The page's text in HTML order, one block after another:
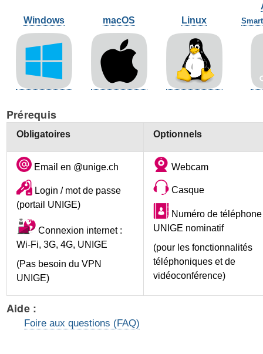
Windows macOS Linux
Prérequis
Obligatoires Optionnels
Email en @unige.ch
Login / mot de passe
(portail UNIGE)
Connexion internet :
Wi-Fi, 3G, 4G, UNIGE
(Pas besoin du VPN
UNIGE)
Webcam
Casque
Numéro de téléphone
UNIGE nominatif
(pour les fonctionnalités
téléphoniques et de
vidéoconférence)
Aide :
Foire aux questions (FAQ)